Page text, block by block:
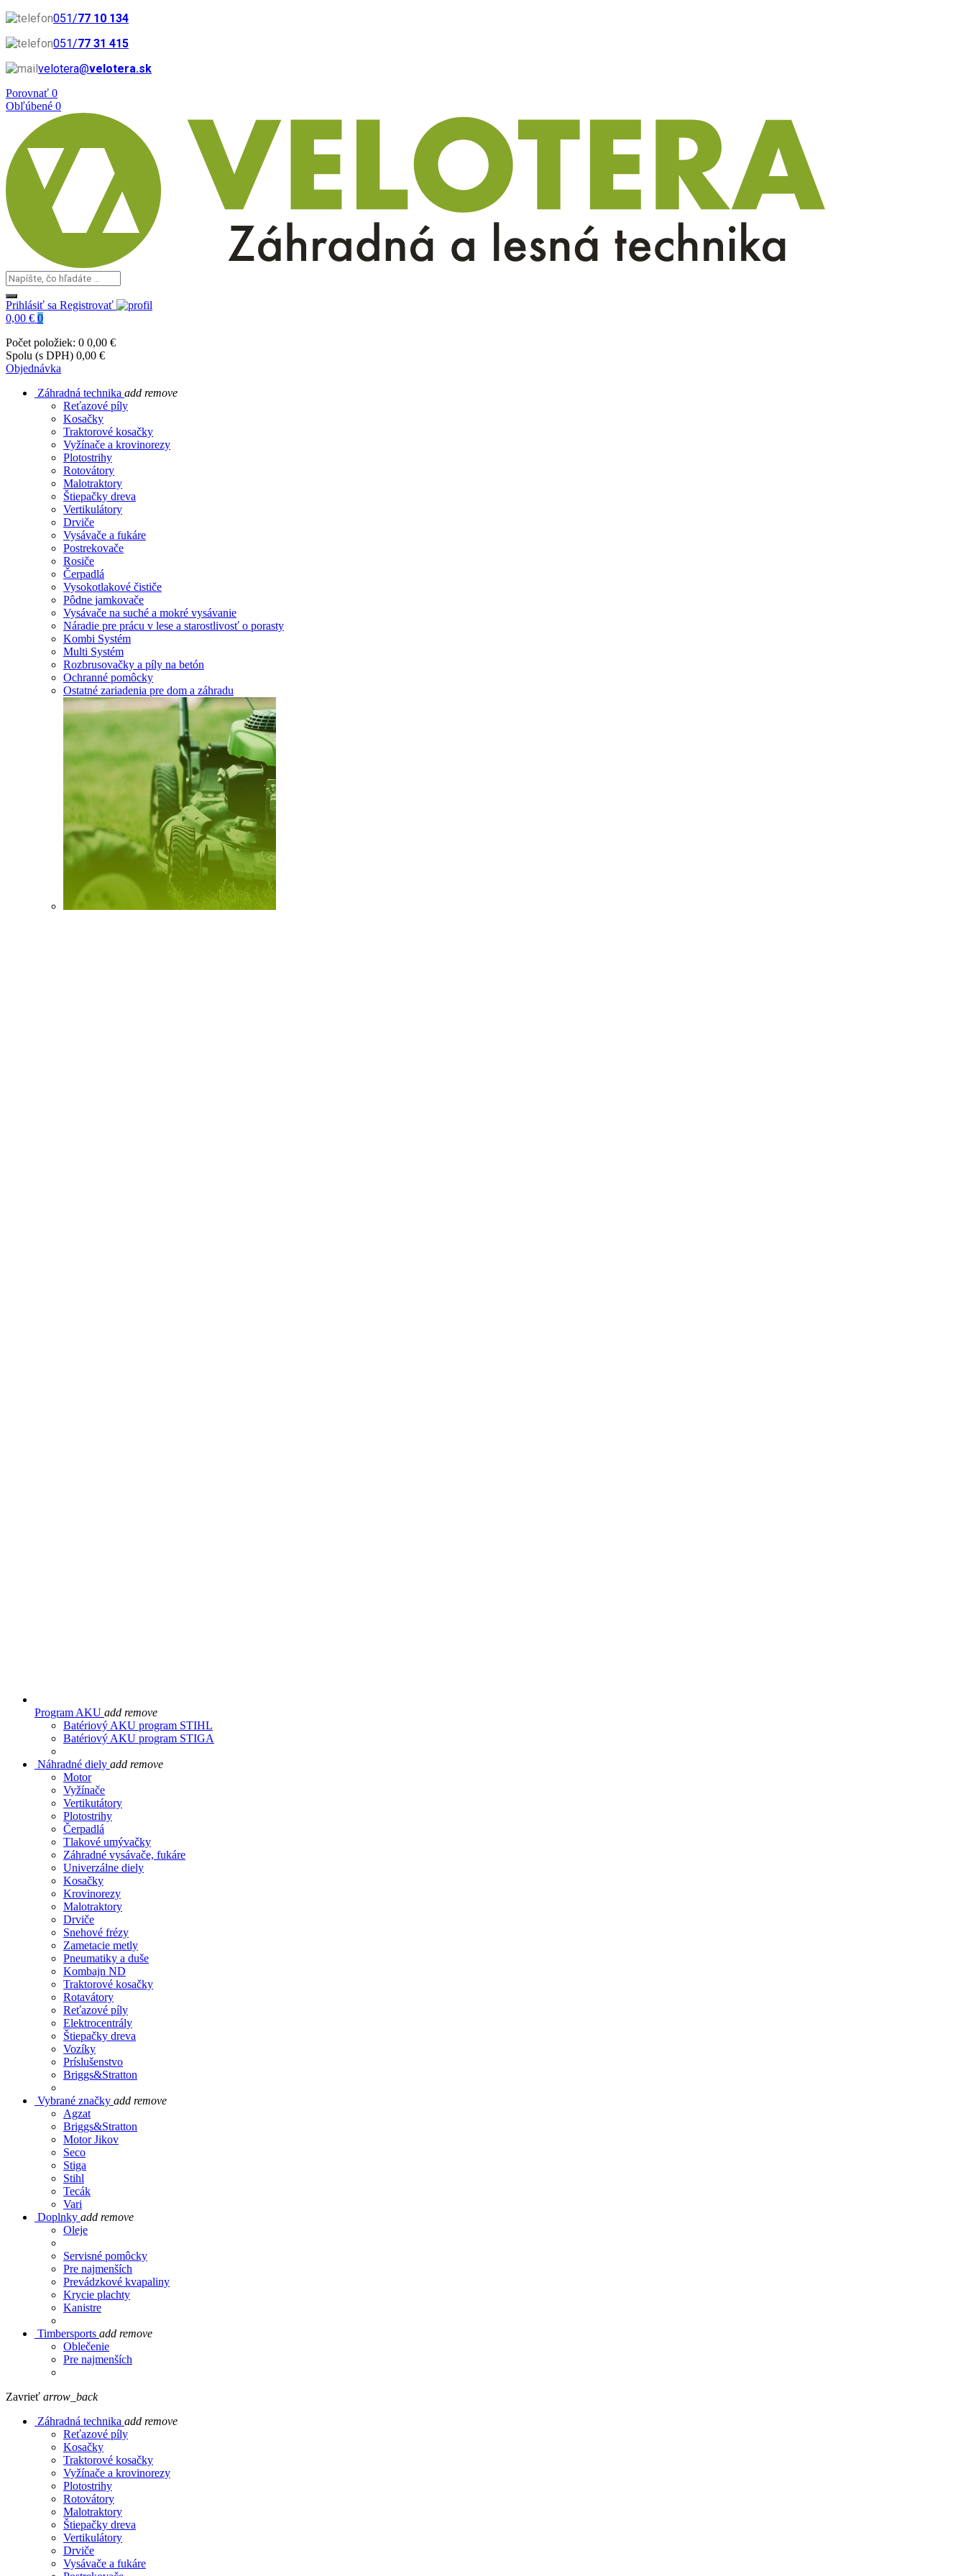
051/77 10 134
051/77 31 415
velotera@velotera.sk
Porovnať 0
Obľúbené 0
Prihlásiť sa Registrovať
0,00 € 0
Počet položiek: 0 0,00 €
Spolu (s DPH) 0,00 €
Objednávka
Záhradná technika add remove
Reťazové píly
Kosačky
Traktorové kosačky
Vyžínače a krovinorezy
Plotostrihy
Rotovátory
Malotraktory
Štiepačky dreva
Vertikulátory
Drviče
Vysávače a fukáre
Postrekovače
Rosiče
Čerpadlá
Vysokotlakové čističe
Pôdne jamkovače
Vysávače na suché a mokré vysávanie
Náradie pre prácu v lese a starostlivosť o porasty
Kombi Systém
Multi Systém
Rozbrusovačky a píly na betón
Ochranné pomôcky
Ostatné zariadenia pre dom a záhradu
Program AKU add remove
Batériový AKU program STIHL
Batériový AKU program STIGA
Náhradné diely add remove
Motor
Vyžínače
Vertikutátory
Plotostrihy
Čerpadlá
Tlakové umývačky
Záhradné vysávače, fukáre
Univerzálne diely
Kosačky
Krovinorezy
Malotraktory
Drviče
Snehové frézy
Zametacie metly
Pneumatiky a duše
Kombajn ND
Traktorové kosačky
Rotavátory
Reťazové píly
Elektrocentrály
Štiepačky dreva
Vozíky
Príslušenstvo
Briggs&Stratton
Vybrané značky add remove
Agzat
Briggs&Stratton
Motor Jikov
Seco
Stiga
Stihl
Tecák
Vari
Doplnky add remove
Oleje
Servisné pomôcky
Pre najmenších
Prevádzkové kvapaliny
Krycie plachty
Kanistre
Timbersports add remove
Oblečenie
Pre najmenších
Zavrieť arrow_back
Záhradná technika add remove
Reťazové píly
Kosačky
Traktorové kosačky
Vyžínače a krovinorezy
Plotostrihy
Rotovátory
Malotraktory
Štiepačky dreva
Vertikulátory
Drviče
Vysávače a fukáre